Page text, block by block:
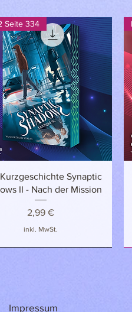
Schnellansicht
Seite 334
Kurzgeschichte Synaptic
II - Nach der Mission
Preis
2,99 €
inkl. MwSt.
Impressum